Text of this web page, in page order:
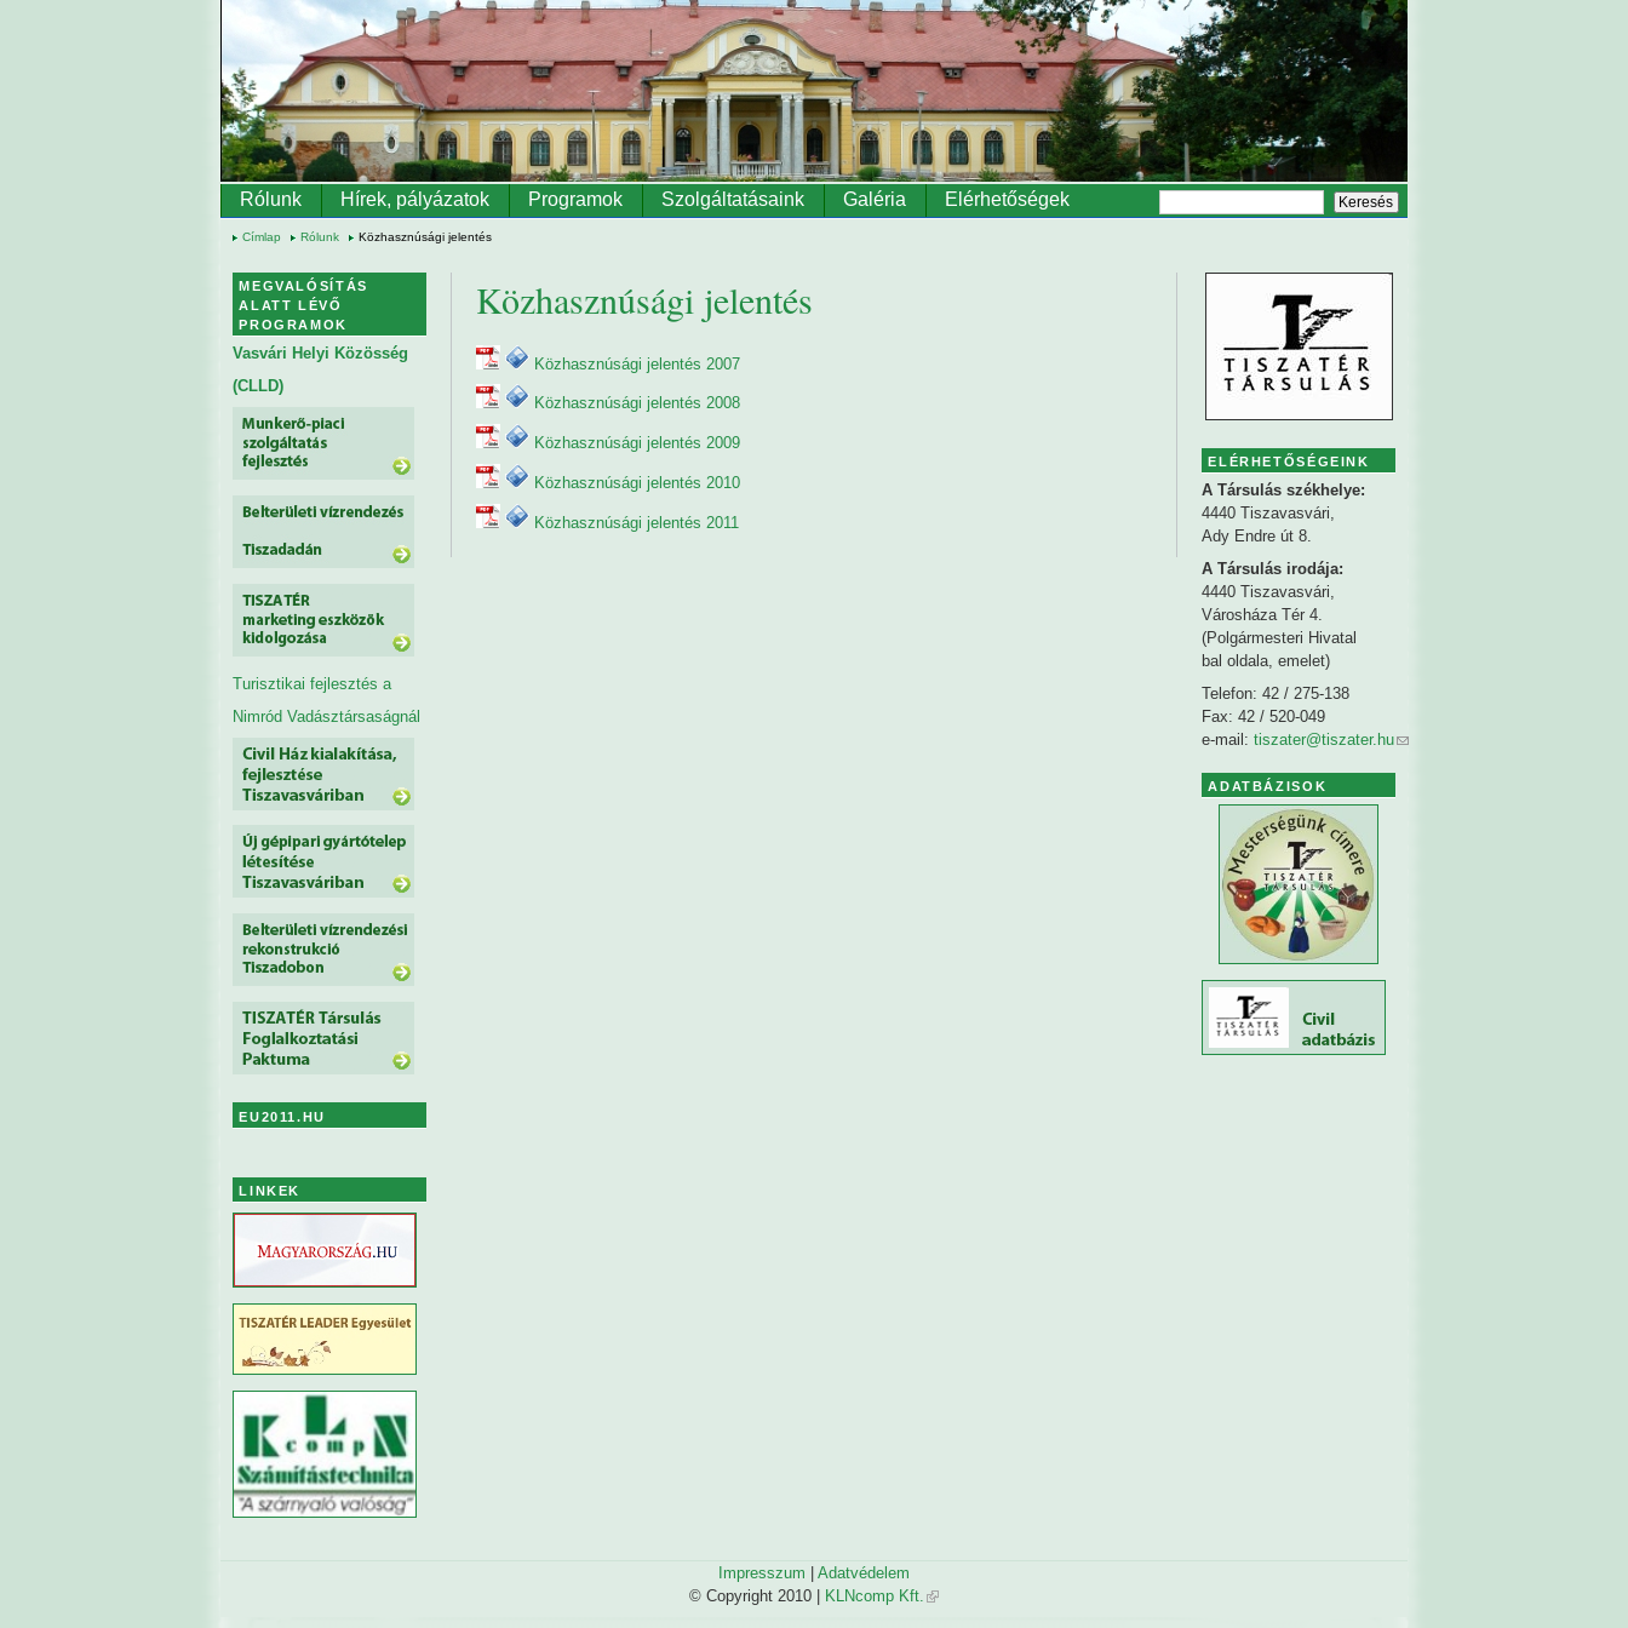
Ugrás a tartalomra
Rólunk Hírek, pályázatok Programok Szolgáltatásaink Galéria Elérhetőségek
Címlap Rólunk Közhasznúsági jelentés
Közhasznúsági jelentés
Közhasznúsági jelentés 2007
Közhasznúsági jelentés 2008
Közhasznúsági jelentés 2009
Közhasznúsági jelentés 2010
Közhasznúsági jelentés 2011
MEGVALÓSÍTÁS
ALATT LÉVŐ
PROGRAMOK
Vasvári Helyi Közösség
(CLLD)
Turisztikai fejlesztés a
Nimród Vadásztársaságnál
EU2011.HU
LINKEK
ELÉRHETŐSÉGEINK
A Társulás székhelye:
4440 Tiszavasvári,
Ady Endre út 8.
A Társulás irodája:
4440 Tiszavasvári,
Városháza Tér 4.
(Polgármesteri Hivatal
bal oldala, emelet)
Telefon: 42 / 275-138
Fax: 42 / 520-049
e-mail: tiszater@tiszater.hu
ADATBÁZISOK
Impresszum
Adatvédelem
© Copyright 2010 |
KLNcomp Kft.